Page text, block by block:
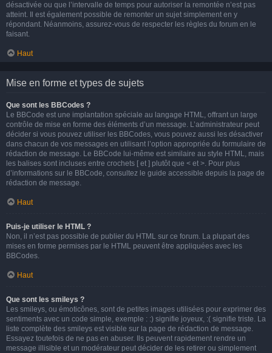
désactivée ou que l’intervalle de temps pour autoriser la remontée n’est pas
atteint. Il est également possible de remonter un sujet simplement en y
répondant. Néanmoins, assurez-vous de respecter les règles du forum en le
faisant.
Haut
Mise en forme et types de sujets
Que sont les BBCodes ?
Le BBCode est une implantation spéciale au langage HTML, offrant un large
contrôle de mise en forme des éléments d’un message. L’administrateur peut
décider si vous pouvez utiliser les BBCodes, vous pouvez aussi les désactiver
dans chacun de vos messages en utilisant l’option appropriée du formulaire de
rédaction de message. Le BBCode lui-même est similaire au style HTML, mais
les balises sont incluses entre crochets [ et ] plutôt que < et >. Pour plus
d’informations sur le BBCode, consultez le guide accessible depuis la page de
rédaction de message.
Haut
Puis-je utiliser le HTML ?
Non, il n’est pas possible de publier du HTML sur ce forum. La plupart des
mises en forme permises par le HTML peuvent être appliquées avec les
BBCodes.
Haut
Que sont les smileys ?
Les smileys, ou émoticônes, sont de petites images utilisées pour exprimer des
sentiments avec un code simple, exemple : :) signifie joyeux, :( signifie triste. La
liste complète des smileys est visible sur la page de rédaction de message.
Essayez toutefois de ne pas en abuser. Ils peuvent rapidement rendre un
message illisible et un modérateur peut décider de les retirer ou simplement